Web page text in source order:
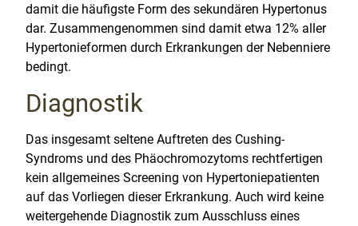
damit die häufigste Form des sekundären Hypertonus
dar. Zusammengenommen sind damit etwa 12% aller
Hypertonieformen durch Erkrankungen der Nebenniere
bedingt.
Diagnostik
Das insgesamt seltene Auftreten des Cushing-
Syndroms und des Phäochromozytoms rechtfertigen
kein allgemeines Screening von Hypertoniepatienten
auf das Vorliegen dieser Erkrankung. Auch wird keine
weitergehende Diagnostik zum Ausschluss eines